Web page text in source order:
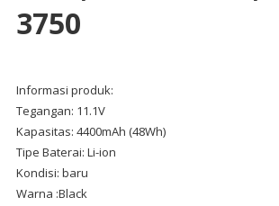
3750
Informasi produk:
Tegangan: 11.1V
Kapasitas: 4400mAh (48Wh)
Tipe Baterai: Li-ion
Kondisi: baru
Warna :Black